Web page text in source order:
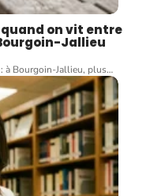
on vit entre
Jallieu
à Bourgoin-Jallieu, plus…